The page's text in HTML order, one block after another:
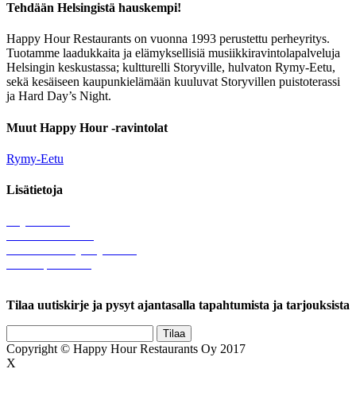
Tehdään Helsingistä hauskempi!
Happy Hour Restaurants on vuonna 1993 perustettu perheyritys.
Tuotamme laadukkaita ja elämyksellisiä musiikkiravintolapalveluja
Helsingin keskustassa; kultturelli Storyville, hulvaton Rymy-Eetu,
sekä kesäiseen kaupunkielämään kuuluvat Storyvillen puistoterassi
ja Hard Day’s Night.
Muut Happy Hour -ravintolat
Rymy-Eetu
Lisätietoja
Tilaa uutiskirje ja pysyt ajantasalla tapahtumista ja tarjouksista
Copyright © Happy Hour Restaurants Oy 2017
X